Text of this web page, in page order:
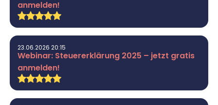
anmelden!
23.06.2026 20:15
Webinar: Steuererklärung 2025 – jetzt gratis
anmelden!